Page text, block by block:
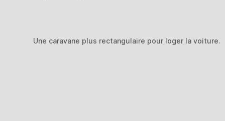
Une caravane plus rectangulaire pour loger la voiture.